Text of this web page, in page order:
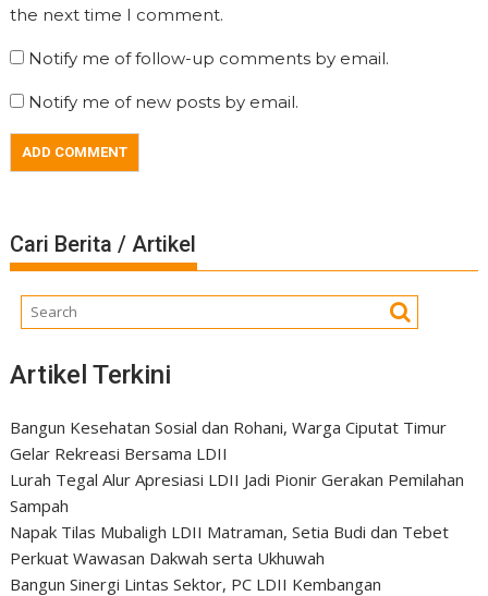
the next time I comment.
Notify me of follow-up comments by email.
Notify me of new posts by email.
Cari Berita / Artikel
Artikel Terkini
Bangun Kesehatan Sosial dan Rohani, Warga Ciputat Timur
Gelar Rekreasi Bersama LDII
Lurah Tegal Alur Apresiasi LDII Jadi Pionir Gerakan Pemilahan
Sampah
Napak Tilas Mubaligh LDII Matraman, Setia Budi dan Tebet
Perkuat Wawasan Dakwah serta Ukhuwah
Bangun Sinergi Lintas Sektor, PC LDII Kembangan